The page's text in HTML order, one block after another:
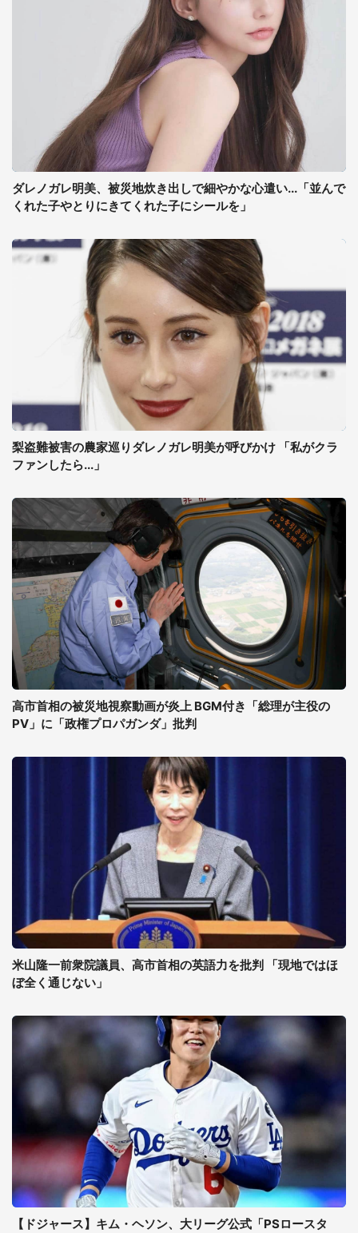
ダレノガレ明美、被災地炊き出しで細やかな心遣い...「並んで
くれた子やとりにきてくれた子にシールを」
梨盗難被害の農家巡りダレノガレ明美が呼びかけ 「私がクラ
ファンしたら...」
高市首相の被災地視察動画が炎上 BGM付き「総理が主役の
PV」に「政権プロパガンダ」批判
米山隆一前衆院議員、高市首相の英語力を批判 「現地ではほ
ぼ全く通じない」
【ドジャース】キム・ヘソン、大リーグ公式「PSロースタ